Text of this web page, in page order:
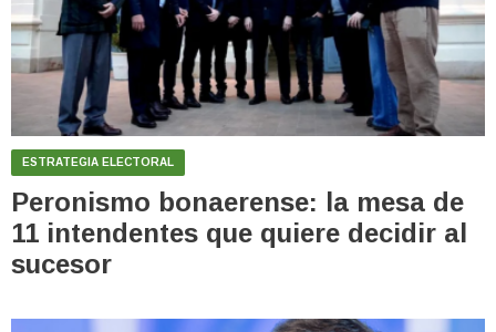
ESTRATEGIA ELECTORAL
Peronismo bonaerense: la mesa de
11 intendentes que quiere decidir al
sucesor